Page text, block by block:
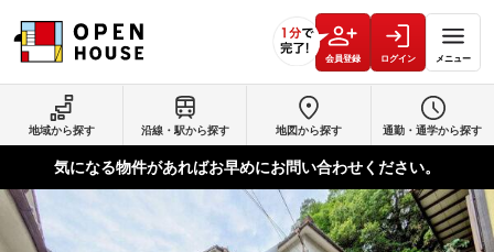
会員登録 ログイン メニュー
地域から探す 沿線・駅から探す 地図から探す 通勤・通学から探す
気になる物件があればお早めにお問い合わせください。